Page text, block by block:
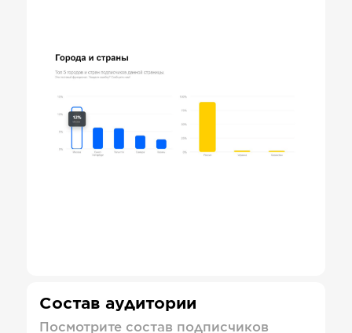
Состав аудитории
Посмотрите состав подписчиков